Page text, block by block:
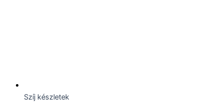
Szíj készletek